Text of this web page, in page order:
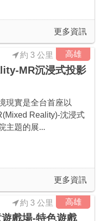
更多資訊
高雄
MR沉浸式投影
約 3 公里
現實是全台首座以
Reality)-沈浸式
主題的展...
更多資訊
高雄
戲場-特色遊戲
約 3 公里